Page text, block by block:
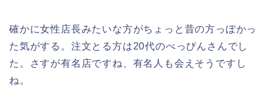
確かに女性店長みたいな方がちょっと昔の方っぽかっ
た気がする。注文とる方は20代のべっぴんさんでし
た。さすが有名店ですね、有名人も会えそうですし
ね。